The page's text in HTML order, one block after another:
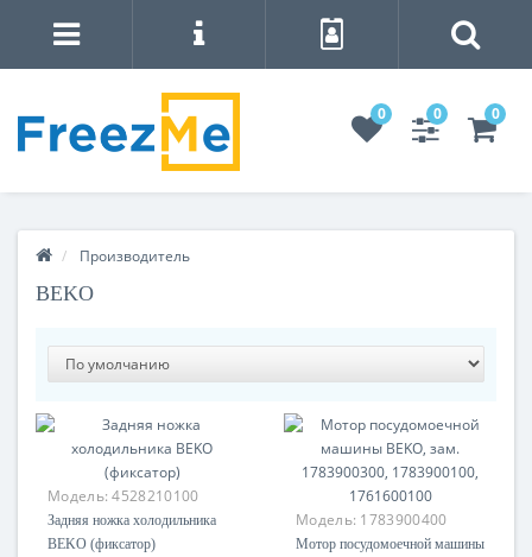
0 0 0
Производитель
BEKO
Модель:4528210100
Задняя ножка холодильника
BEKO (фиксатор)
Модель: 1783900400
Мотор посудомоечной машины